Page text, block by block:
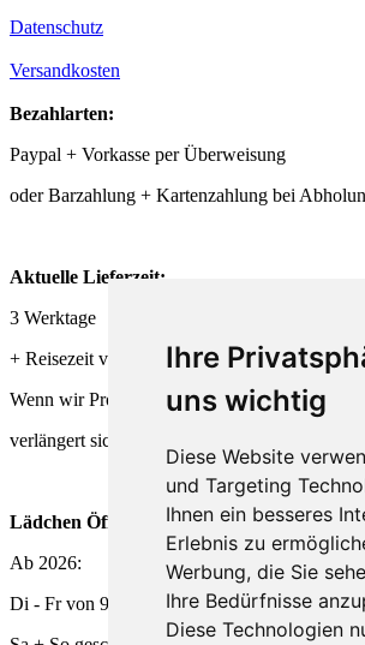
Ihre
uns wichtig
Diese Website
und Targeting
Ihnen ein besseres
Erlebnis zu
Werbung, die Sie
Ihre Bedürfnisse
Diese Technologien
Datenschutz
Versandkosten
Bezahlarten:
Paypal + Vorkasse per Überweisung
oder Barzahlung + Kartenzahlung bei
Aktuelle Lieferzeit:
3 Werktage
+ Reisezeit von DHL + Deutsche Post
Wenn wir Produkte frisch für Dich herstellen,
verlängert sich die Lieferzeit entsprechend.
Lädchen Öffnungszeiten
Ab 2026:
Di - Fr von 9 - 18 Uhr